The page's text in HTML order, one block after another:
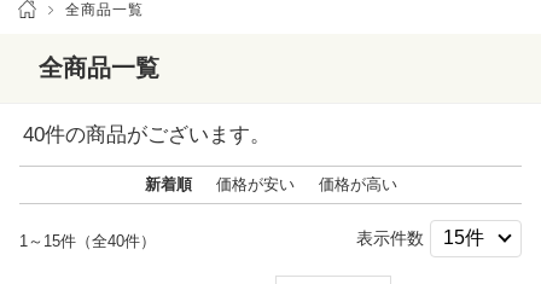
全商品一覧
全商品一覧
40件の商品がございます。
新着順 価格が安い 価格が高い
1～15件（全40件） 表示件数